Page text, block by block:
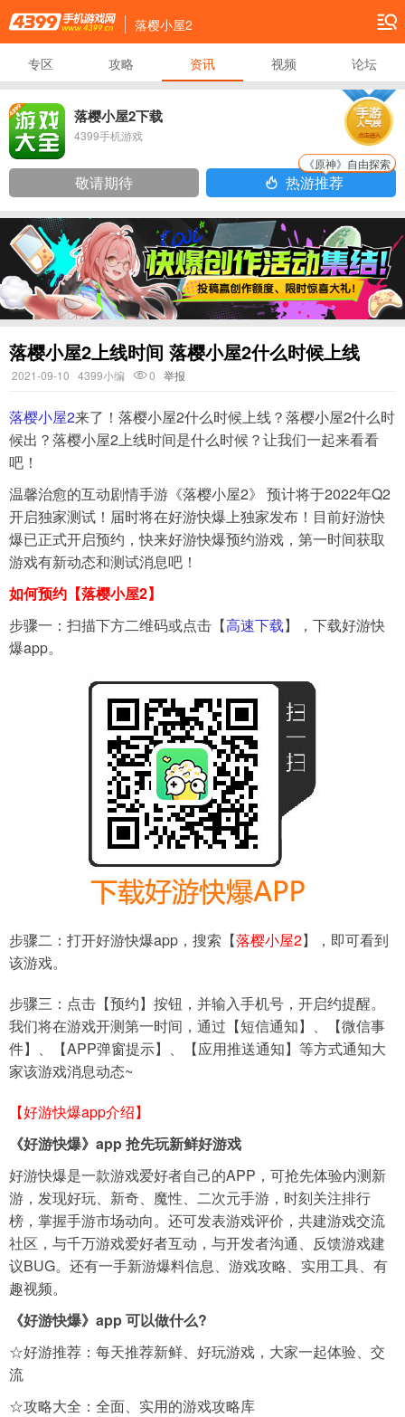
4399手机游戏网
落樱小屋2
专区 攻略 资讯 视频 论坛
落樱小屋2下载
4399手机游戏
敬请期待 热游推荐
《原神》自由探索
落樱小屋2上线时间 落樱小屋2什么时候上线
2021-09-10 4399小编 0 举报
落樱小屋2来了！落樱小屋2什么时候上线？落樱小屋2什么时
候出？落樱小屋2上线时间是什么时候？让我们一起来看看
吧！
温馨治愈的互动剧情手游《落樱小屋2》 预计将于2022年Q2
开启独家测试！届时将在好游快爆上独家发布！目前好游快
爆已正式开启预约，快来好游快爆预约游戏，第一时间获取
游戏有新动态和测试消息吧！
如何预约【落樱小屋2】
步骤一：扫描下方二维码或点击【高速下载】，下载好游快
爆app。
步骤二：打开好游快爆app，搜索【落樱小屋2】，即可看到
该游戏。
步骤三：点击【预约】按钮，并输入手机号，开启约提醒。
我们将在游戏开测第一时间，通过【短信通知】、【微信事
件】、【APP弹窗提示】、【应用推送通知】等方式通知大
家该游戏消息动态~
【好游快爆app介绍】
《好游快爆》app 抢先玩新鲜好游戏
好游快爆是一款游戏爱好者自己的APP，可抢先体验内测新
游，发现好玩、新奇、魔性、二次元手游，时刻关注排行
榜，掌握手游市场动向。还可发表游戏评价，共建游戏交流
社区，与千万游戏爱好者互动，与开发者沟通、反馈游戏建
议BUG。还有一手新游爆料信息、游戏攻略、实用工具、有
趣视频。
《好游快爆》app可以做什么?
☆好游推荐：每天推荐新鲜、好玩游戏，大家一起体验、交
流
☆攻略大全：全面、实用的游戏攻略库